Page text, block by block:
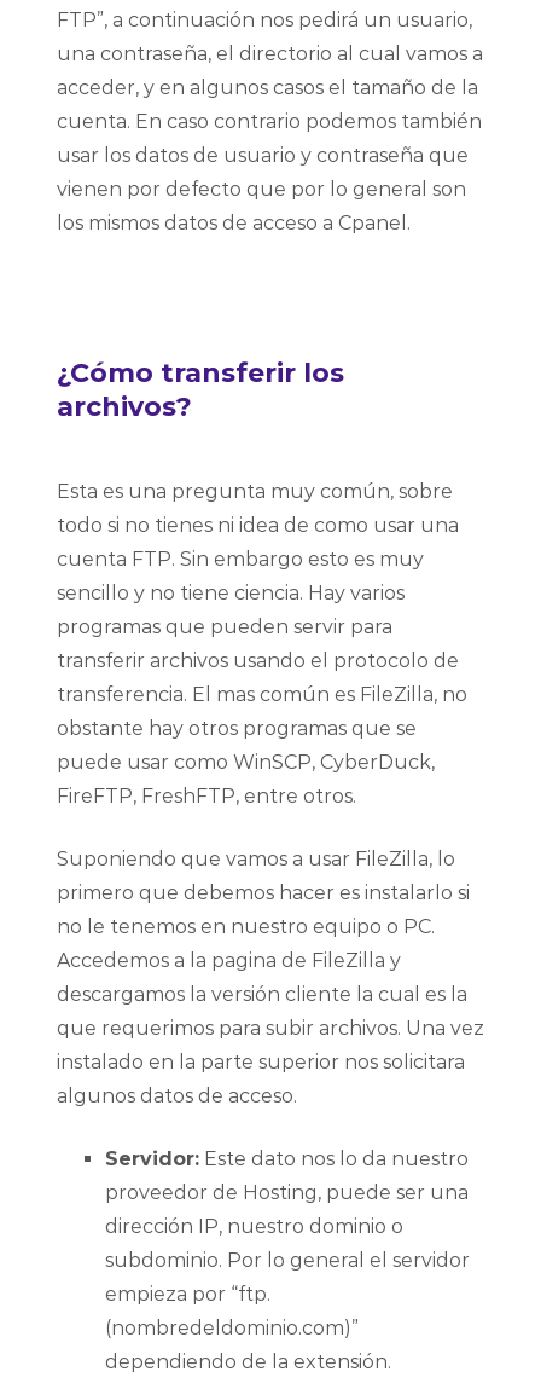
FTP”, a continuación nos pedirá un usuario,
una contraseña, el directorio al cual vamos a
acceder, y en algunos casos el tamaño de la
cuenta. En caso contrario podemos también
usar los datos de usuario y contraseña que
vienen por defecto que por lo general son
los mismos datos de acceso a Cpanel.
¿Cómo transferir los
archivos?
Esta es una pregunta muy común, sobre
todo si no tienes ni idea de como usar una
cuenta FTP. Sin embargo esto es muy
sencillo y no tiene ciencia. Hay varios
programas que pueden servir para
transferir archivos usando el protocolo de
transferencia. El mas común es FileZilla, no
obstante hay otros programas que se
puede usar como WinSCP, CyberDuck,
FireFTP, FreshFTP, entre otros.
Suponiendo que vamos a usar FileZilla, lo
primero que debemos hacer es instalarlo si
no le tenemos en nuestro equipo o PC.
Accedemos a la pagina de FileZilla y
descargamos la versión cliente la cual es la
que requerimos para subir archivos. Una vez
instalado en la parte superior nos solicitara
algunos datos de acceso.
Servidor: Este dato nos lo da nuestro
proveedor de Hosting, puede ser una
dirección IP, nuestro dominio o
subdominio. Por lo general el servidor
empieza por “ftp.
(nombredeldominio.com)”
dependiendo de la extensión.